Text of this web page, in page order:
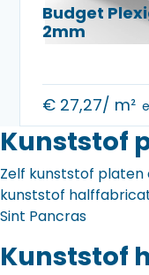
Budget
2mm
€27,27/ m²
Kunststof
Zelf kunststof platen
kunststof
Sint Pancras
Kunststof